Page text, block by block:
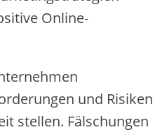
Online-
u‬nd Risiken
stellen. Fälschungen